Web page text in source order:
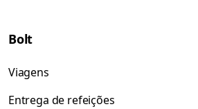
Bolt
Viagens
Entrega de refeições